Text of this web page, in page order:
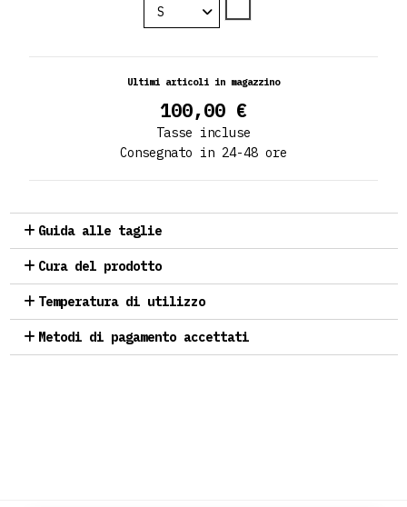
Ultimi articoli in magazzino
100,00 €
Tasse incluse
Consegnato in 24-48 ore
Guida alle taglie
Cura del prodotto
Temperatura di utilizzo
Metodi di pagamento accettati